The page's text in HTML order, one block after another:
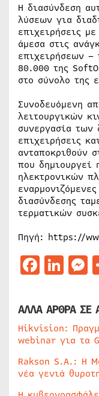
Η διασύνδεση
λύσεων για
επιχειρήσεις
άμεσα στις
επιχειρήσεων
80.000 της
στο σύνολο της
Συνοδευόμενη
λειτουργικών
συνεργασία των
επιχειρήσεις
ανταποκριθούν
που δημιουργεί
ηλεκτρονικών
διασύνδεσης
τερματικών
Πηγή: https://
ΑΛΛΑ ΑΡΘΡΑ ΣΕ
Hikvision:
webinar για τα
Rakson S.A.: Η
νέα γενιά